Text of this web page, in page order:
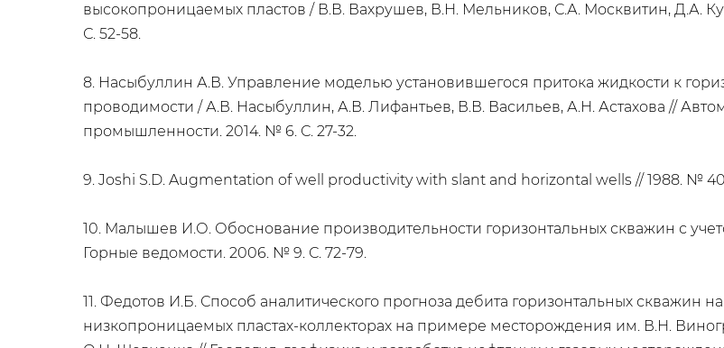
высокопроницаемых пластов / В.В. Вахрушев, В.Н. Мельников, С.А. Москвитин, Д.А.
С. 52-58.
8. Насыбуллин А.В. Управление моделью установившегося притока жидкости к
проводимости / А.В. Насыбуллин, А.В. Лифантьев, В.В. Васильев, А.Н. Астахова //
промышленности. 2014. № 6. С. 27-32.
9. Joshi S.D. Augmentation of well productivity with slant and horizontal wells // 1988. №
10. Малышев И.О. Обоснование производительности горизонтальных скважин с
Горные ведомости. 2006. № 9. С. 72-79.
11. Федотов И.Б. Способ аналитического прогноза дебита горизонтальных скважин
низкопроницаемых пластах-коллекторах на примере месторождения им. В.Н.